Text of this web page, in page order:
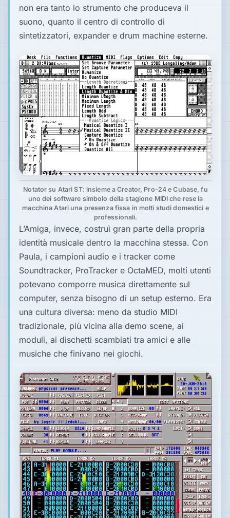
non era tanto lo strumento che produceva il
suono, quanto il centro di controllo di
sintetizzatori, expander e drum machine esterne.
Notator su Atari ST: insieme a Creator, Pro-24 e Cubase, fu
uno dei software simbolo della stagione MIDI che rese la
macchina Atari una presenza fissa in molti studi domestici e
professionali.
L’Amiga, invece, costruì gran parte della propria
identità musicale dentro la macchina stessa. Con
Paula, i campioni audio e i tracker come
Soundtracker, ProTracker e OctaMED, molti utenti
potevano comporre musica direttamente sul
computer, senza bisogno di un setup esterno. Era
una cultura diversa: meno da studio MIDI
tradizionale, più vicina alla demo scene, ai
moduli, ai dischetti scambiati tra amici e alle
musiche che finivano nei giochi.